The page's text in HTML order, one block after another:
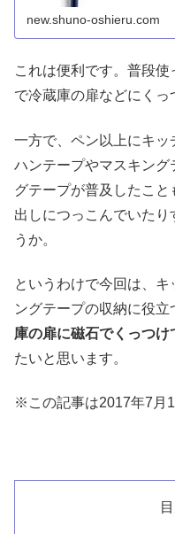
new.shuno-oshieru.com
これは便利です。普段
で冷蔵庫の扉などにくっ
一方で、ペン以上にキッ
ハンテープやマスキン
グテープが普及したこと
出しにつっこんでいたり
うか。
というわけで今回は、
ングテープの収納に役立
庫の扉に磁石でくっつ
たいと思います。
※この記事は2017年7月